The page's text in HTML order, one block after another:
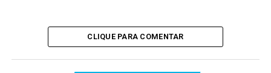
CLIQUE PARA COMENTAR